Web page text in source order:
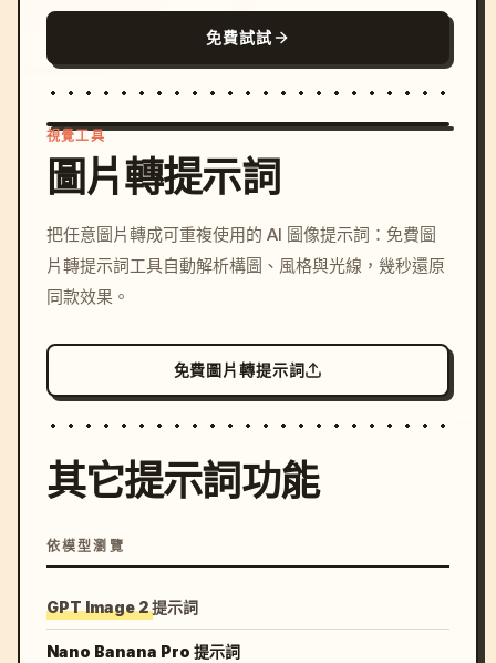
免費試試
c, cyberpunk sunset, neon
colors, 8k --v 6.0
視覺工具
圖片轉提示詞
把任意圖片轉成可重複使用的 AI 圖像提示詞：免費圖
片轉提示詞工具自動解析構圖、風格與光線，幾秒還原
同款效果。
免費圖片轉提示詞
其它提示詞功能
依模型瀏覽
GPT Image 2 提示詞
Nano Banana Pro 提示詞